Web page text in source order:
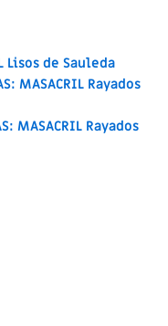
Lisos de Sauleda
MASACRIL Rayados
MASACRIL Rayados